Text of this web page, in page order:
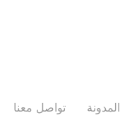
المدونة تواصل معنا